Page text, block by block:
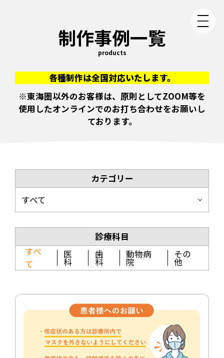
制作事例一覧
products
各種制作は全国対応いたします。
※東海圏以外のお客様は、原則としてZOOM等を
使用したオンラインでのお打ち合わせをお願いし
ております。
カテゴリー
すべて
診療科目
すべ
て
医
科
歯
科
動物病
院
その
他